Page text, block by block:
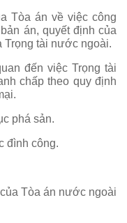
Tòa án về việc công
ản án, quyết định của
Trọng tài nước ngoài.
đến việc Trọng tài
chấp theo quy định
phá sản.
đình công.
Tòa án nước ngoài